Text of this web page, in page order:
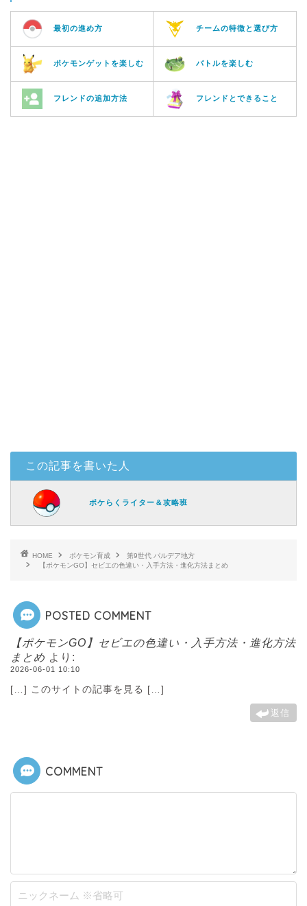
最初の進め方 チームの特徴と選び方
ポケモンゲットを楽しむ バトルを楽しむ
フレンドの追加方法 フレンドとできること
この記事を書いた人
ポケらくライター＆攻略班
HOME ポケモン育成
第9世代 パルデア地方
【ポケモンGO】セビエの色違い・入手方法・進化方法まとめ
POSTED COMMENT
【ポケモンGO】セビエの色違い・入手方法・進化方法
まとめ より:
2026-06-01 10:10
[…] このサイトの記事を見る […]
返信
COMMENT